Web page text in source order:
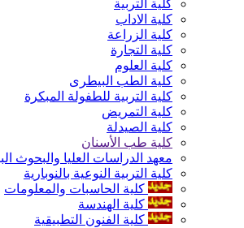
كلية التربية
كلية الاداب
كلية الزراعة
كلية التجارة
كلية العلوم
كلية الطب البيطرى
كلية التربية للطفولة المبكرة
كلية التمريض
كلية الصيدلة
كلية طب الأسنان
معهد الدراسات العليا والبحوث
كلية التربية النوعية بالنوبارية
كلية الحاسبات والمعلومات
كلية الهندسة
كلية الفنون التطبيقية